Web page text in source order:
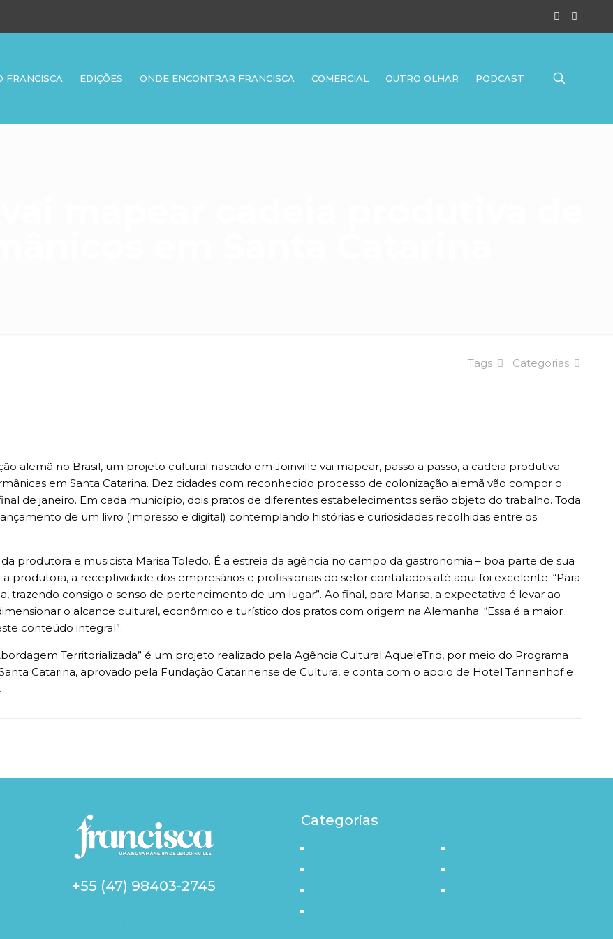
FRANCISCA EDIÇÕES ONDE ENCONTRAR FRANCISCA COMERCIAL OUTRO OLHAR PODCAST
Categorias
Tags
alemã no Brasil, um projeto cultural nascido em Joinville vai mapear, passo a passo, a cadeia produtiva
em Santa Catarina. Dez cidades com reconhecido processo de colonização alemã vão compor o
de janeiro. Em cada município, dois pratos de diferentes estabelecimentos serão objeto do trabalho. Toda
de um livro (impresso e digital) contemplando histórias e curiosidades recolhidas entre os
produtora e musicista Marisa Toledo. É a estreia da agência no campo da gastronomia – boa parte de sua
produtora, a receptividade dos empresários e profissionais do setor contatados até aqui foi excelente: “Para
trazendo consigo o senso de pertencimento de um lugar”. Ao final, para Marisa, a expectativa é levar ao
o alcance cultural, econômico e turístico dos pratos com origem na Alemanha. “Essa é a maior
conteúdo integral”.
Territorializada” é um projeto realizado pela Agência Cultural AqueleTrio, por meio do Programa
Catarina, aprovado pela Fundação Catarinense de Cultura, e conta com o apoio de Hotel Tannenhof e
+55 (47) 98403-2745
Categorias